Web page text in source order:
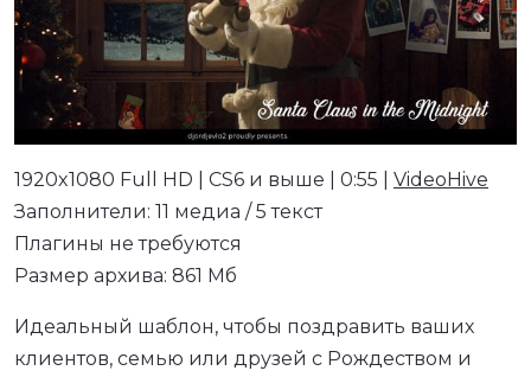
1920x1080 Full HD | CS6 и выше | 0:55 | VideoHive
Заполнители: 11 медиа / 5 текст
Плагины не требуются
Размер архива: 861 Мб
Идеальный шаблон, чтобы поздравить ваших
клиентов, семью или друзей с Рождеством и